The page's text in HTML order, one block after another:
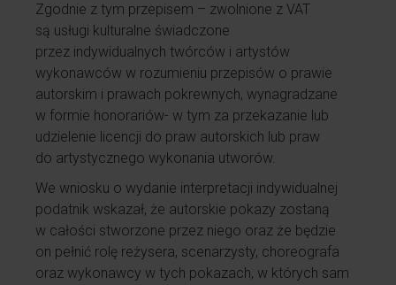
Zgodnie z tym przepisem – zwolnione z VAT
są usługi kulturalne świadczone
przez indywidualnych twórców i artystów
wykonawców w rozumieniu przepisów o prawie
autorskim i prawach pokrewnych, wynagradzane
w formie honorariów- w tym za przekazanie lub
udzielenie licencji do praw autorskich lub praw
do artystycznego wykonania utworów.
We wniosku o wydanie interpretacji indywidualnej
podatnik wskazał, że autorskie pokazy zostaną
w całości stworzone przez niego oraz że będzie
on pełnić rolę reżysera, scenarzysty, choreografa
oraz wykonawcy w tych pokazach, w których sam